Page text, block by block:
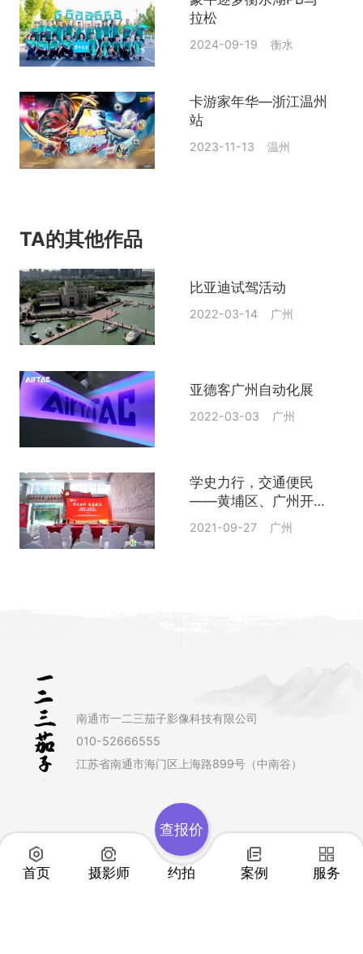
拉松
2024-09-19 衡水
卡游家年华—浙江温州
站
2023-11-13 温州
TA的其他作品
比亚迪试驾活动
2022-03-14 广州
亚德客广州自动化展
2022-03-03 广州
学史力行，交通便民
——黄埔区、广州开发
区“红色特色交通”首发
2021-09-27 广州
南通市一二三茄子影像科技有限公司
010-52666555
江苏省南通市海门区上海路899号（中南谷）
首页 摄影师
查报价
约拍 案例 服务